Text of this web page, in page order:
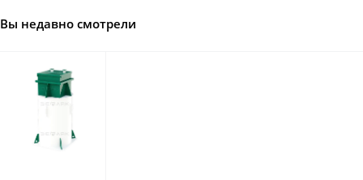
Вы недавно смотрели